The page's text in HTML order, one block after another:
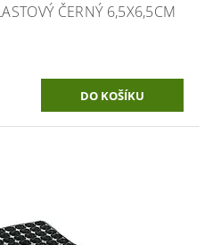
ČERNÝ 6,5X6,5CM